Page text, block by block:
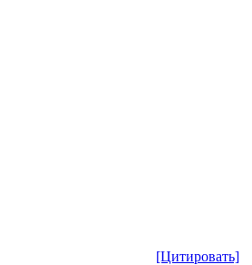
[Цитировать]